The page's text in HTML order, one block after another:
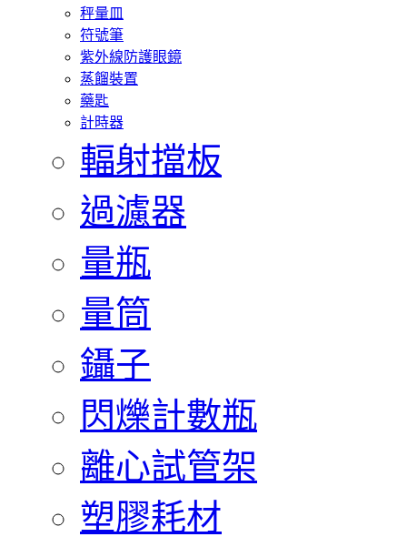
秤量皿
符號筆
紫外線防護眼鏡
蒸餾裝置
藥匙
計時器
輻射擋板
過濾器
量瓶
量筒
鑷子
閃爍計數瓶
離心試管架
塑膠耗材